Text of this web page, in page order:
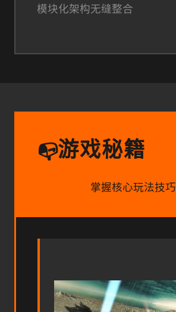
模块化架构无缝整合
📭游戏秘籍
掌握核心玩法技巧